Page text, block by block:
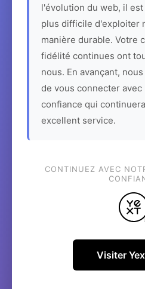
l'évolution du web, il
plus difficile d'exploiter
manière durable. Votre
fidélité continues ont
nous. En avançant,
de vous connecter
confiance qui
excellent service.
CONTINUEZ AVEC
Visiter